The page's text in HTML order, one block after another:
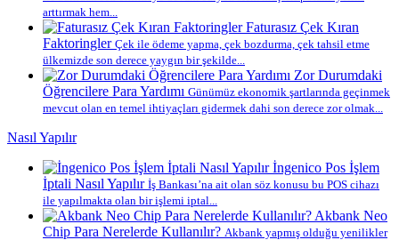
arttırmak hem...
Faturasız Çek Kıran
Faktoringler Çek ile ödeme yapma, çek bozdurma, çek tahsil etme
ülkemizde son derece yaygın bir şekilde...
Zor Durumdaki
Öğrencilere Para Yardımı Günümüz ekonomik şartlarında geçinmek
mevcut olan en temel ihtiyaçları gidermek dahi son derece zor olmak...
Nasıl Yapılır
İngenico Pos İşlem
İptali Nasıl Yapılır İş Bankası’na ait olan söz konusu bu POS cihazı
ile yapılmakta olan bir işlemi iptal...
Akbank Neo
Chip Para Nerelerde Kullanılır? Akbank yapmış olduğu yenilikler